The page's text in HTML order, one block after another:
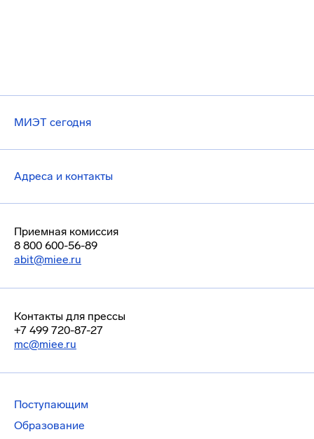
МИЭТ сегодня
Адреса и контакты
Приемная комиссия
8 800 600-56-89
abit@miee.ru
Контакты для прессы
+7 499 720-87-27
mc@miee.ru
Поступающим
Образование